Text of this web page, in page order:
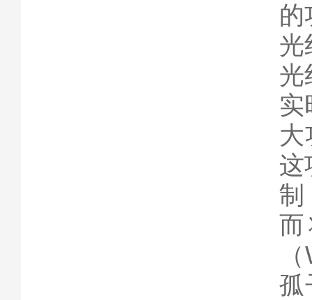
的
光
光
实
这
制
孤